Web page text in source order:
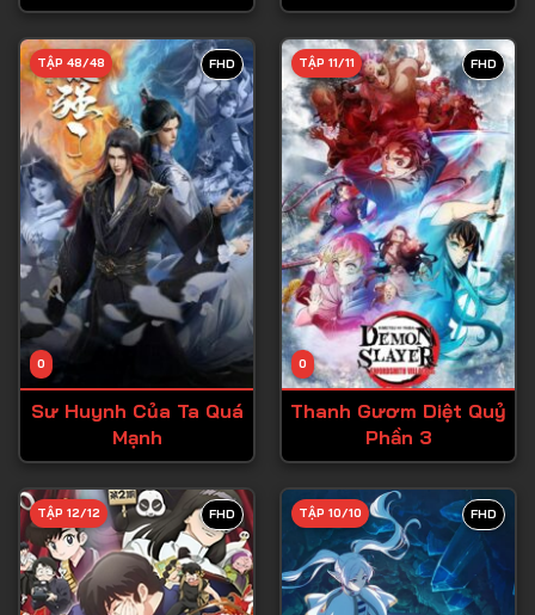
Tập 17
Tập 18
Tập 19
Tập 20
Tập 21
Tập 22
Tập 23
Tập 24
Tập 25
Tập 26
Tập 29
Tập 30
Tập 31
FHD
0
TẬP 48/48
Sư Huynh Của Ta Quá
Mạnh
FHD
0
TẬP 11/11
Thanh Gươm Diệt Quỷ
Phần 3
FHD
TẬP 12/12 FHD
TẬP 10/10